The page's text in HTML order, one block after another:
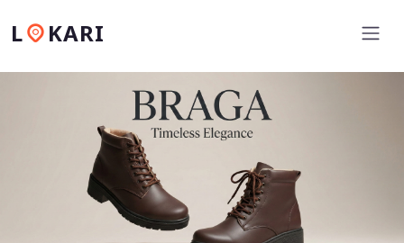
L KARI